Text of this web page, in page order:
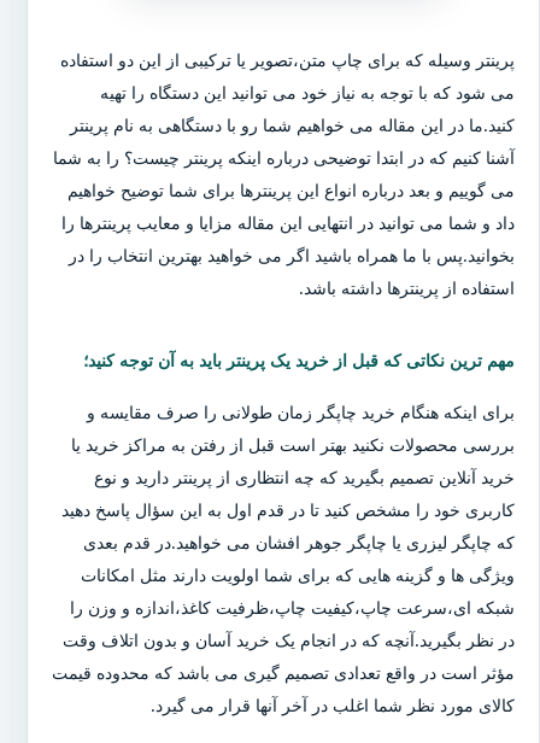
پرینتر وسیله که برای چاپ متن،تصویر یا ترکیبی از این دو استفاده
می شود که با توجه به نیاز خود می توانید این دستگاه را تهیه
کنید.ما در این مقاله می خواهیم شما رو با دستگاهی به نام پرینتر
آشنا کنیم که در ابتدا توضیحی درباره اینکه پرینتر چیست؟ را به شما
می گوییم و بعد درباره انواع این پرینترها برای شما توضیح خواهیم
داد و شما می توانید در انتهایی این مقاله مزایا و معایب پرینترها را
بخوانید.پس با ما همراه باشید اگر می خواهید بهترین انتخاب را در
استفاده از پرینترها داشته باشد.
مهم ترین نکاتی که قبل از خرید یک پرینتر باید به آن توجه کنید؛
برای اینکه هنگام خرید چاپگر زمان طولانی را صرف مقایسه و
بررسی محصولات نکنید بهتر است قبل از رفتن به مراکز خرید یا
خرید آنلاین تصمیم بگیرید که چه انتظاری از پرینتر دارید و نوع
کاربری خود را مشخص کنید تا در قدم اول به این سؤال پاسخ دهید
که چاپگر لیزری یا چاپگر جوهر افشان می خواهید.در قدم بعدی
ویژگی ها و گزینه هایی که برای شما اولویت دارند مثل امکانات
شبکه ای،سرعت چاپ،کیفیت چاپ،ظرفیت کاغذ،اندازه و وزن را
در نظر بگیرید.آنچه که در انجام یک خرید آسان و بدون اتلاف وقت
مؤثر است در واقع تعدادی تصمیم گیری می باشد که محدوده قیمت
کالای مورد نظر شما اغلب در آخر آنها قرار می گیرد.